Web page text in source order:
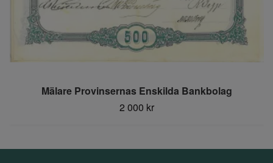
Mälare Provinsernas Enskilda Bankbolag
2 000 kr